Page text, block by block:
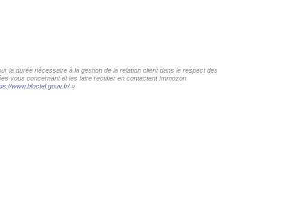
la durée nécessaire à la gestion de la relation client dans le respect des
vous concernant et les faire rectifier en contactant Immozon
www.bloctel.gouv.fr/»